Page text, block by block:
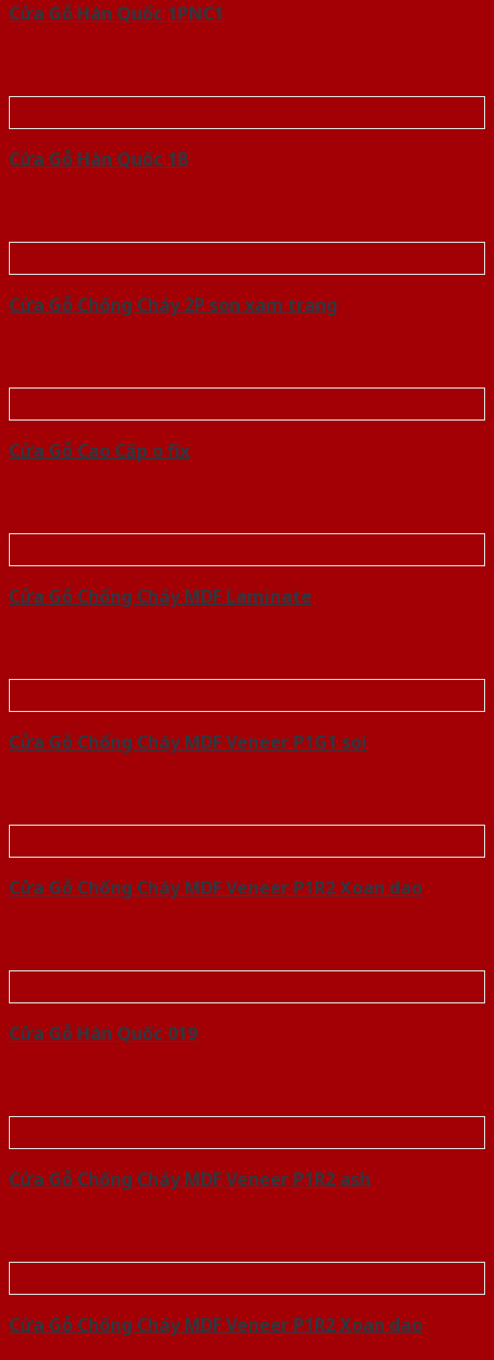
Cửa Gỗ Hàn Quốc 1PNC1
Cửa Gỗ Hàn Quốc 1B
Cửa Gỗ Chống Cháy 2P son xam trang
Cửa Gỗ Cao Cấp o fix
Cửa Gỗ Chống Cháy MDF Laminate
Cửa Gỗ Chống Cháy MDF Veneer P1G1 soi
Cửa Gỗ Chống Cháy MDF Veneer P1R2 Xoan dao
Cửa Gỗ Hàn Quốc 019
Cửa Gỗ Chống Cháy MDF Veneer P1R2 ash
Cửa Gỗ Chống Cháy MDF Veneer P1R2 Xoan dao